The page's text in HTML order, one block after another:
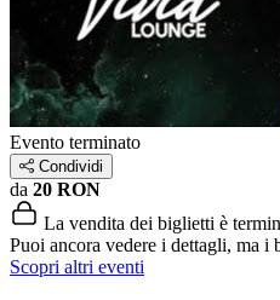
Evento terminato
Condividi
da 20 RON
La vendita dei biglietti è
Puoi ancora vedere i dettagli, ma
Scopri altri eventi